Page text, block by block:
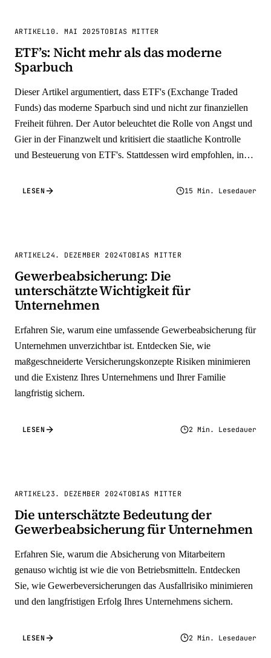
ARTIKEL 10. MAI 2025TOBIAS MITTER
ETF’s: Nicht mehr als das moderne
Sparbuch
Dieser Artikel argumentiert, dass ETF's (Exchange Traded
Funds) das moderne Sparbuch sind und nicht zur finanziellen
Freiheit führen. Der Autor beleuchtet die Rolle von Angst und
Gier in der Finanzwelt und kritisiert die staatliche Kontrolle
und Besteuerung von ETF's. Stattdessen wird empfohlen, in
Werterhaltung zu gewährleisten. Der Artikel betont die
LESEN 15 Min. Lesedauer
ARTIKEL24. DEZEMBER 2024TOBIAS MITTER
Gewerbeabsicherung: Die
unterschätzte Wichtigkeit für
Unternehmen
Erfahren Sie, warum eine umfassende Gewerbeabsicherung für
Unternehmen unverzichtbar ist. Entdecken Sie, wie
maßgeschneiderte Versicherungskonzepte Risiken minimieren
und die Existenz Ihres Unternehmens und Ihrer Familie
langfristig sichern.
LESEN 2 Min. Lesedauer
ARTIKEL23. DEZEMBER 2024TOBIAS MITTER
Die unterschätzte Bedeutung der
Gewerbeabsicherung für Unternehmen
Erfahren Sie, warum die Absicherung von Mitarbeitern
genauso wichtig ist wie die von Betriebsmitteln. Entdecken
Sie, wie Gewerbeversicherungen das Ausfallrisiko minimieren
und den langfristigen Erfolg Ihres Unternehmens sichern.
LESEN 2 Min. Lesedauer